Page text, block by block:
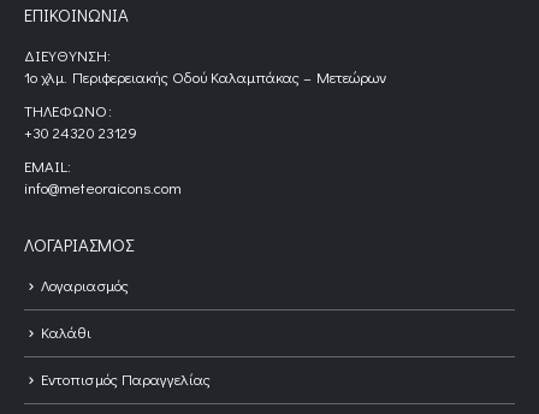
ΕΠΙΚΟΙΝΩΝΊΑ
ΔΙΕΎΘΥΝΣΗ:
1ο χλμ. Περιφερειακής Οδού Καλαμπάκας – Μετεώρων
ΤΗΛΈΦΩΝΟ:
+30 24320 23129
EMAIL:
info@meteoraicons.com
ΛΟΓΑΡΙΑΣΜΌΣ
Λογαριασμός
Καλάθι
Εντοπισμός Παραγγελίας